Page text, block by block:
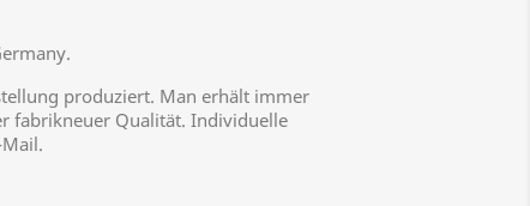
produziert. Man erhält immer
fabrikneuer Qualität. Individuelle